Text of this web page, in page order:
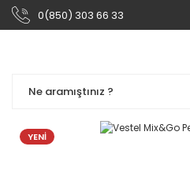
0(850) 303 66 33
YENİ